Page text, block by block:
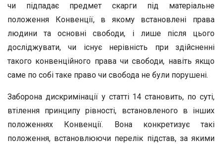
чи підпадає предмет скарги під матеріальне
положення Конвенції, в якому встановлені права
людини та основні свободи, і лише після цього
досліджувати, чи існує нерівність при здійсненні
такого конвенційного права чи свободи, навіть якщо
саме по собі таке право чи свобода не були порушені.
Заборона дискримінації у статті 14 становить, по суті,
втілення принципу рівності, встановленого в інших
положеннях Конвенції. Вона конкретизує такі
положення, встановлюючи перелік підстав, за якими